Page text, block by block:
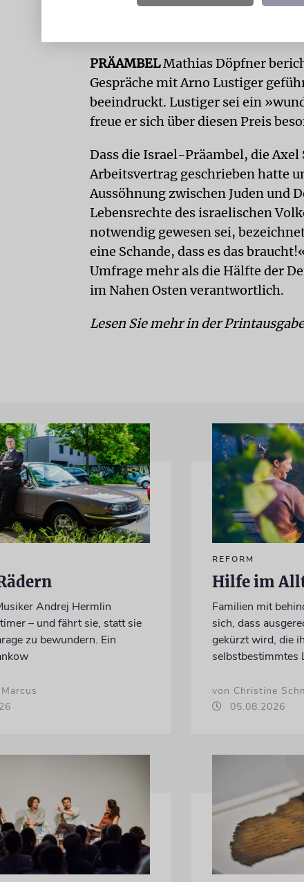
beteiligt. »Denken Sie daran«,
PRÄAMBELMathias Döpfner
Gespräche mit Arno Lustiger
beeindruckt. Lustiger sei ein
freue er sich über diesen Preis
Dass die Israel-Präambel, die
Arbeitsvertrag geschrieben hatte
Aussöhnung zwischen Juden und
Lebensrechte des israelischen
notwendig gewesen sei,
eine Schande, dass es das
Umfrage mehr als die Hälfte der
im Nahen Osten verantwortlich.
Lesen Sie mehr in der
Andrej Hermlin
– und fährt sie, statt sie
zu bewundern. Ein
REFORM
Hilfe im
Familien mit
sich, dass
gekürzt wird, die
selbstbestimmtes
von Christine
05.08.2026